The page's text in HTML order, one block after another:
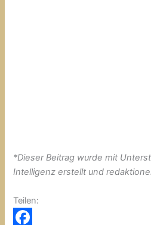
*Dieser Beitrag wurde mit
Intelligenz erstellt und
Teilen: